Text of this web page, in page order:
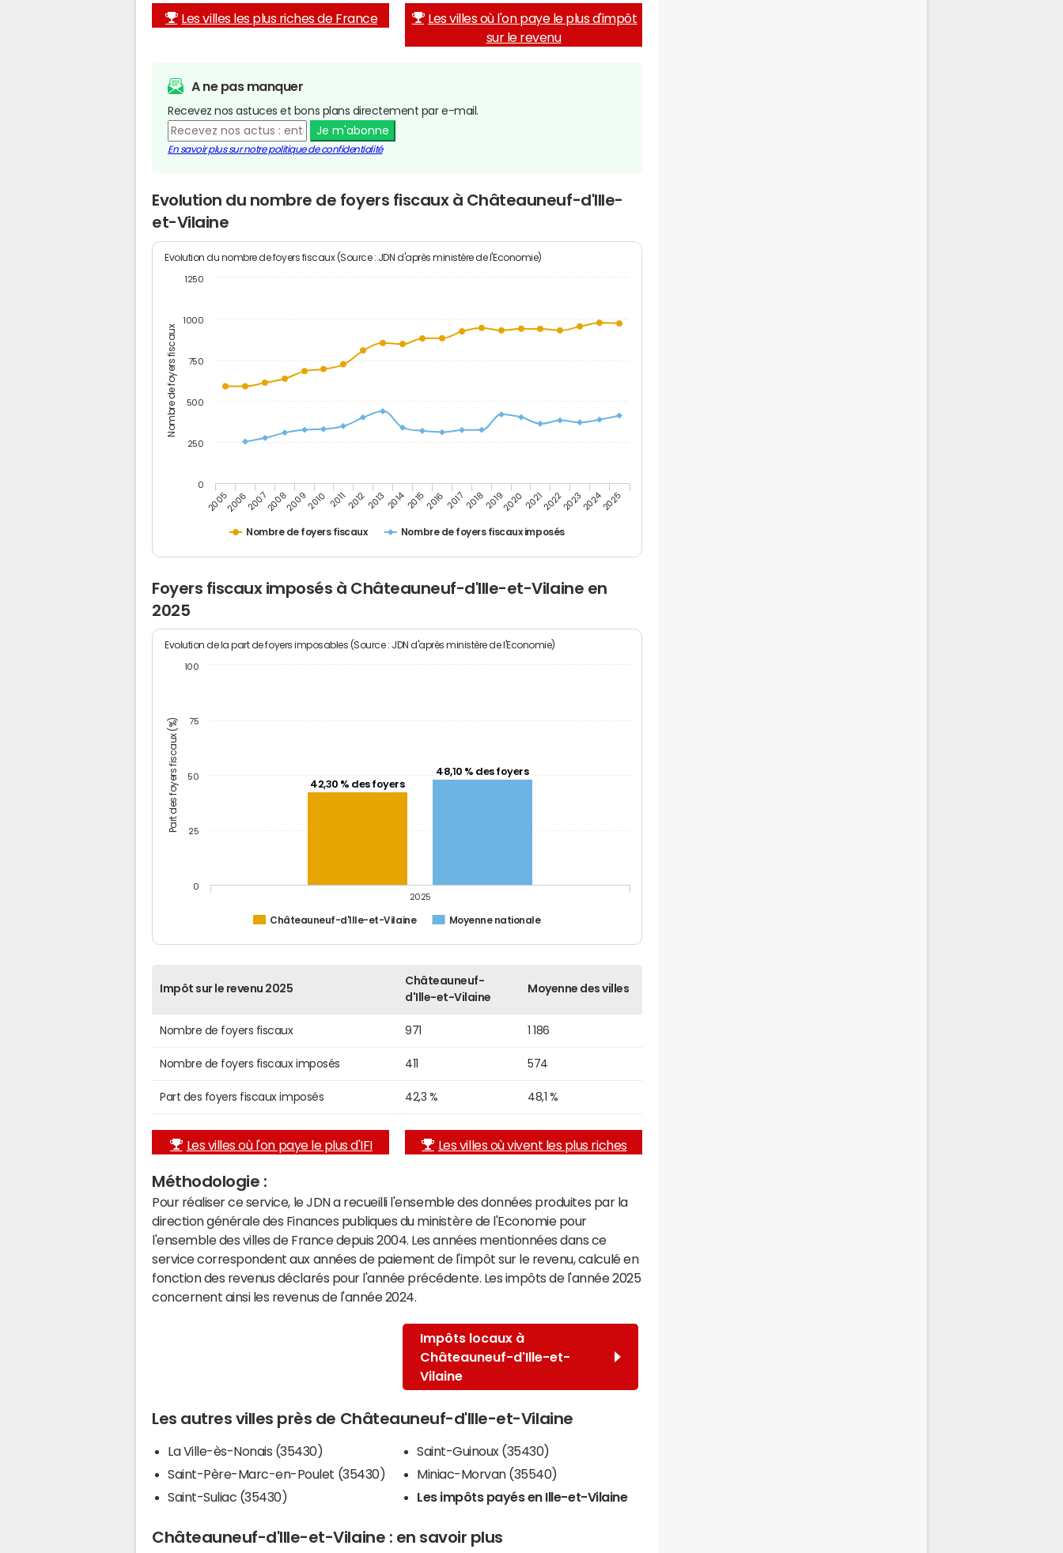
Les villes les plus riches de France
Les villes où l'on paye le plus d'impôt
sur le revenu
A ne pas manquer
Recevez nos astuces et bons plans directement par e-mail.
Je m'abonne
En savoir plus sur notre politique de confidentialité
Evolution du nombre de foyers fiscaux à Châteauneuf-d'Ille-
et-Vilaine
Nombre de foyers fiscaux
Evolution du nombre de foyers fiscaux (Source : JDN d'après ministère de l'Economie)
Nombre de foyers fiscaux Nombre de foyers fiscaux imposés
200520062007200820092010 201120122013201420152016 201720182019202020212022202320242025
0
250
500
750
1000
1250
Foyers fiscaux imposés à Châteauneuf-d'Ille-et-Vilaine en
2025
Part des foyers fiscaux (%)
Evolution de la part de foyers imposables (Source : JDN d'après ministère de l'Economie)
42,30 % des foyers
48,10 % des foyers
Châteauneuf-d'Ille-et-Vilaine Moyenne nationale
2025
0
25
50
75
100
Impôt sur le revenu 2025
Châteauneuf-
d'Ille-et-Vilaine
Moyenne des villes
Nombre de foyers fiscaux 971 1 186
Nombre de foyers fiscaux imposés 411 574
Part des foyers fiscaux imposés 42,3 % 48,1 %
Les villes où l'on paye le plus d'IFI Les villes où vivent les plus riches
Méthodologie :
Pour réaliser ce service, le JDN a recueilli l'ensemble des données produites par la
direction générale des Finances publiques du ministère de l'Economie pour
l'ensemble des villes de France depuis 2004. Les années mentionnées dans ce
service correspondent aux années de paiement de l'impôt sur le revenu, calculé en
fonction des revenus déclarés pour l'année précédente. Les impôts de l'année 2025
concernent ainsi les revenus de l'année 2024.
Impôts locaux à
Châteauneuf-d'Ille-et-
Vilaine
Les autres villes près de Châteauneuf-d'Ille-et-Vilaine
La Ville-ès-Nonais (35430)
Saint-Père-Marc-en-Poulet (35430)
Saint-Suliac (35430)
Saint-Guinoux (35430)
Miniac-Morvan (35540)
Les impôts payés en Ille-et-Vilaine
Châteauneuf-d'Ille-et-Vilaine : en savoir plus